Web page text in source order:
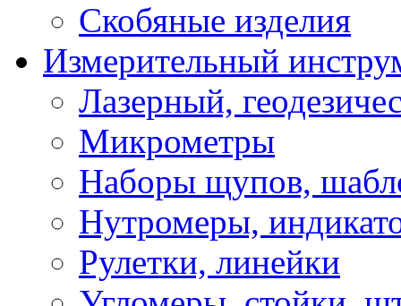
Скобяные изделия
Измерительный
Лазерный,
Микрометры
Наборы щупов,
Нутромеры,
Рулетки, линейки